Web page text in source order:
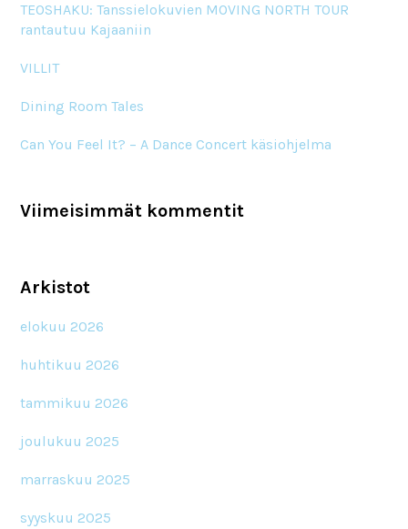
TEOSHAKU: Tanssielokuvien MOVING NORTH TOUR
rantautuu Kajaaniin
VILLIT
Dining Room Tales
Can You Feel It? – A Dance Concert käsiohjelma
Viimeisimmät kommentit
Arkistot
elokuu 2026
huhtikuu 2026
tammikuu 2026
joulukuu 2025
marraskuu 2025
syyskuu 2025